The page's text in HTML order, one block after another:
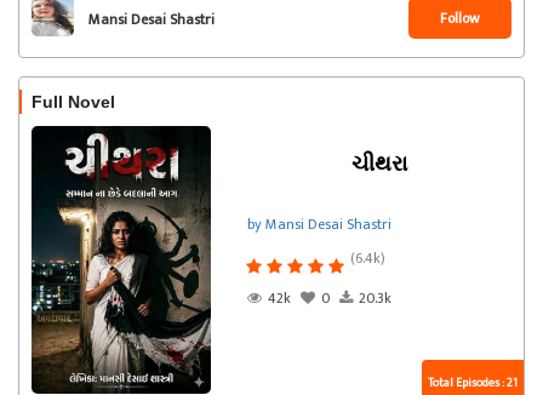
Mansi Desai Shastri Follow
Full Novel
ચીથરા
by Mansi Desai Shastri
(6.4k)
42k
0 20.3k
Total Episodes : 21